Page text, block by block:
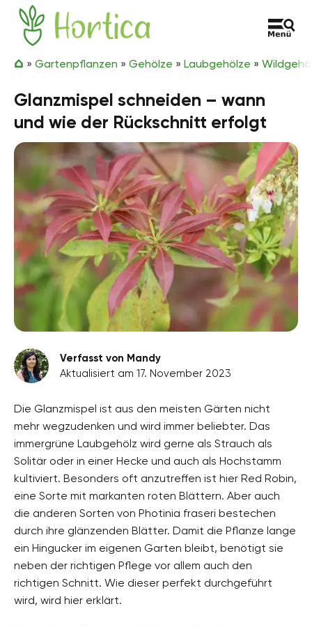
Zum Inhalt springen
Hortica
» Gartenpflanzen » Gehölze » Laubgehölze »
Glanzmispel schneiden – wann
und wie der Rückschnitt erfolgt
Verfasst von Mandy
Aktualisiert am 17. November 2023
Die Glanzmispel ist aus den meisten Gärten nicht
mehr wegzudenken und wird immer beliebter. Das
immergrüne Laubgehölz wird gerne als Strauch als
Solitär oder in einer Hecke und auch als Hochstamm
kultiviert. Besonders oft anzutreffen ist hier Red Robin,
eine Sorte mit markanten roten Blättern. Aber auch
die anderen Sorten von Photinia fraseri bestechen
durch ihre glänzenden Blätter. Damit die Pflanze lange
ein Hingucker im eigenen Garten bleibt, benötigt sie
neben der richtigen Pflege vor allem auch den
richtigen Schnitt. Wie dieser perfekt durchgeführt
wird, wird hier erklärt.